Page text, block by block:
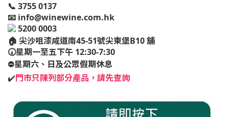
📞 3755 0137
📧 info@winewine.com.hk
5200 0003
🏠 尖沙咀漆咸道南45-51號尖東堡B10 舖
🕢星期一至五下午 12:30-7:30
⛔️星期六、日及公眾假期休息
✔️門市只陳列部分產品，請先查詢